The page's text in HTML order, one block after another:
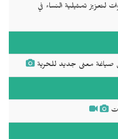
لتعزيز تمثيلية النساء في
صياغة معنى جديد للحرية